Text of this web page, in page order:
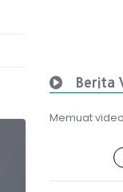
Berita
Memuat